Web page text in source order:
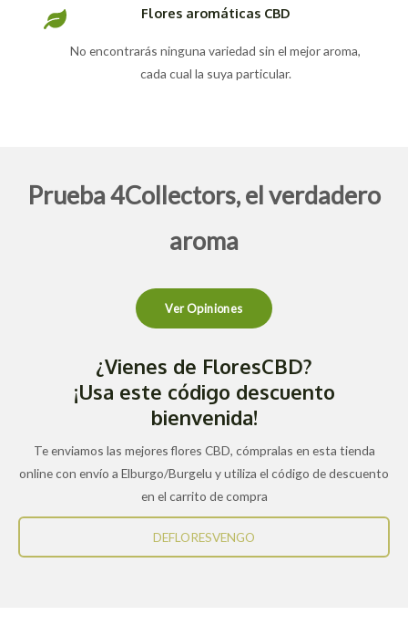
Flores aromáticas CBD
No encontrarás ninguna variedad sin el mejor aroma,
cada cual la suya particular.
Prueba 4Collectors, el verdadero
aroma
Ver Opiniones
¿Vienes de FloresCBD?
¡Usa este código descuento
bienvenida!
Te enviamos las mejores flores CBD, cómpralas en esta tienda
online con envío a Elburgo/Burgelu y utiliza el código de descuento
en el carrito de compra
DEFLORESVENGO